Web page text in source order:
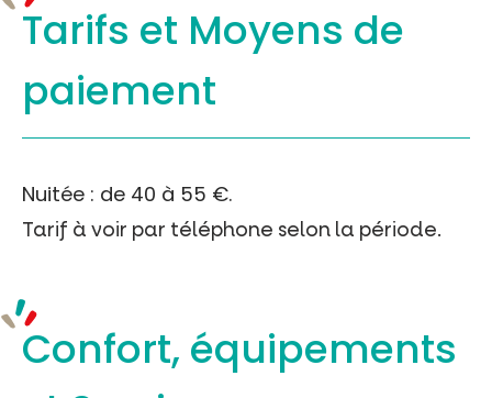
Tarifs et Moyens de
paiement
Nuitée : de 40 à 55 €.
Tarif à voir par téléphone selon la période.
Confort, équipements